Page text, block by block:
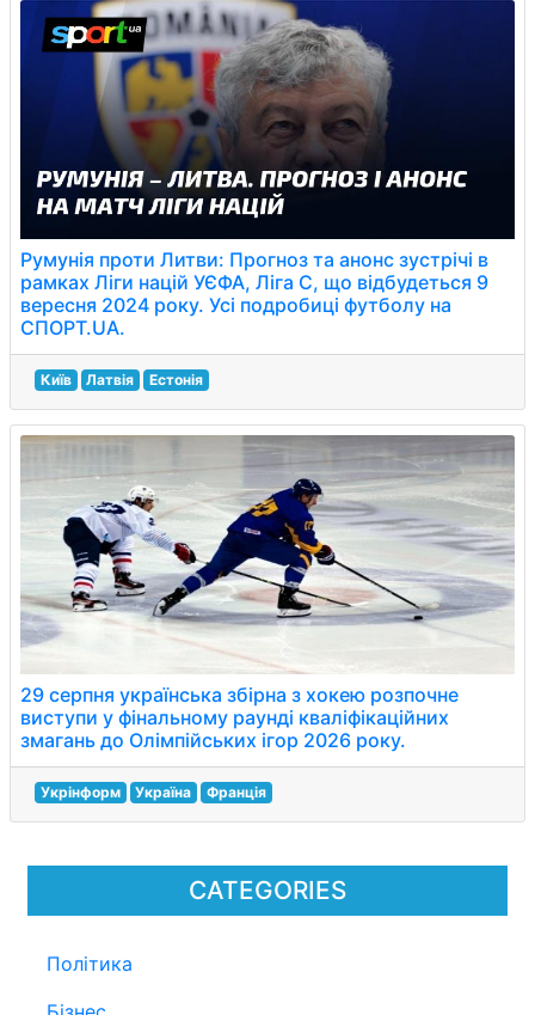
CATEGORIES
Політика
Румунія проти Литви: Прогноз та анонс зустрічі в
рамках Ліги націй УЄФА, Ліга C, що відбудеться 9
вересня 2024 року. Усі подробиці футболу на
СПОРТ.UA.
Київ Латвія Естонія
29 серпня українська збірна з хокею розпочне
виступи у фінальному раунді кваліфікаційних
змагань до Олімпійських ігор 2026 року.
Укрінформ Україна Франція